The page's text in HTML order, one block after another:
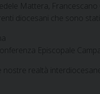
Mattera, Francescano
diocesani che sono
Episcopale
nostre realtà